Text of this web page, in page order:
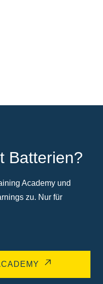
Batterien?
Academy und
zu. Nur für